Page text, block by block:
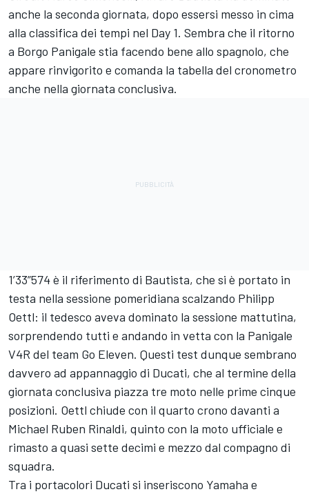
anche la seconda giornata, dopo essersi messo in cima
alla classifica dei tempi nel Day 1. Sembra che il ritorno
a Borgo Panigale stia facendo bene allo spagnolo, che
appare rinvigorito e comanda la tabella del cronometro
anche nella giornata conclusiva.
1’33”574 è il riferimento di Bautista, che si è portato in
testa nella sessione pomeridiana scalzando Philipp
Oettl: il tedesco aveva dominato la sessione mattutina,
sorprendendo tutti e andando in vetta con la Panigale
V4R del team Go Eleven. Questi test dunque sembrano
davvero ad appannaggio di Ducati, che al termine della
giornata conclusiva piazza tre moto nelle prime cinque
posizioni. Oettl chiude con il quarto crono davanti a
Michael Ruben Rinaldi, quinto con la moto ufficiale e
rimasto a quasi sette decimi e mezzo dal compagno di
squadra.
Tra i portacolori Ducati si inseriscono Yamaha e